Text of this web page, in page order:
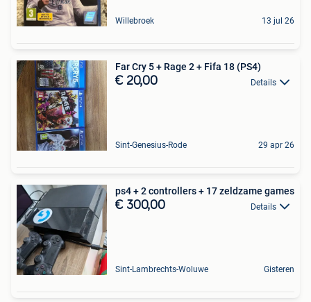
Willebroek 13 jul 26
Far Cry 5 + Rage 2 + Fifa 18 (PS4)
€ 20,00 Details
Sint-Genesius-Rode 29 apr 26
ps4 + 2 controllers + 17 zeldzame games
€ 300,00 Details
Sint-Lambrechts-Woluwe Gisteren